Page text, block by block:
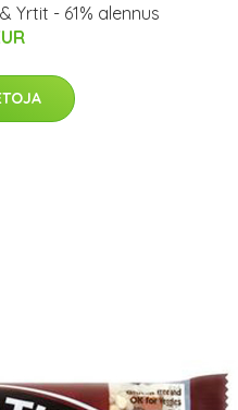
Yrtit - 61% alennus